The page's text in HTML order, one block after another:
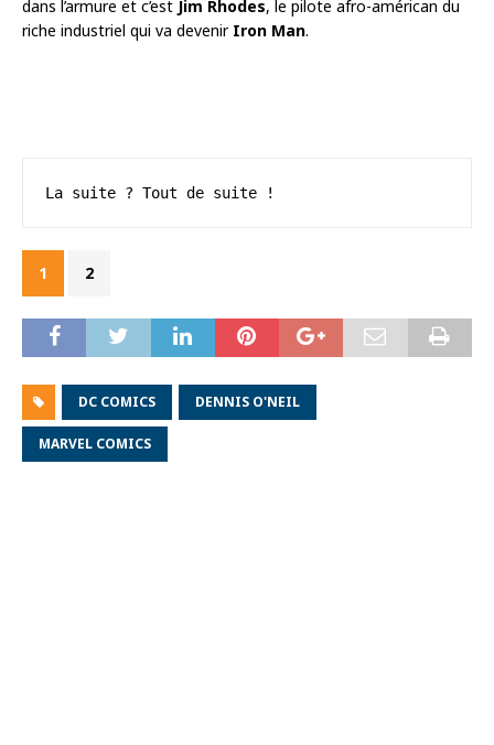
dans l’armure et c’est Jim Rhodes, le pilote afro-américan du
riche industriel qui va devenir Iron Man.
La suite ? Tout de suite !
1 2
DC COMICS DENNIS O'NEIL
MARVEL COMICS